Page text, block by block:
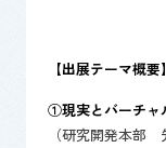
【出展テーマ概要】
①現実とバーチャ
（研究開発本部